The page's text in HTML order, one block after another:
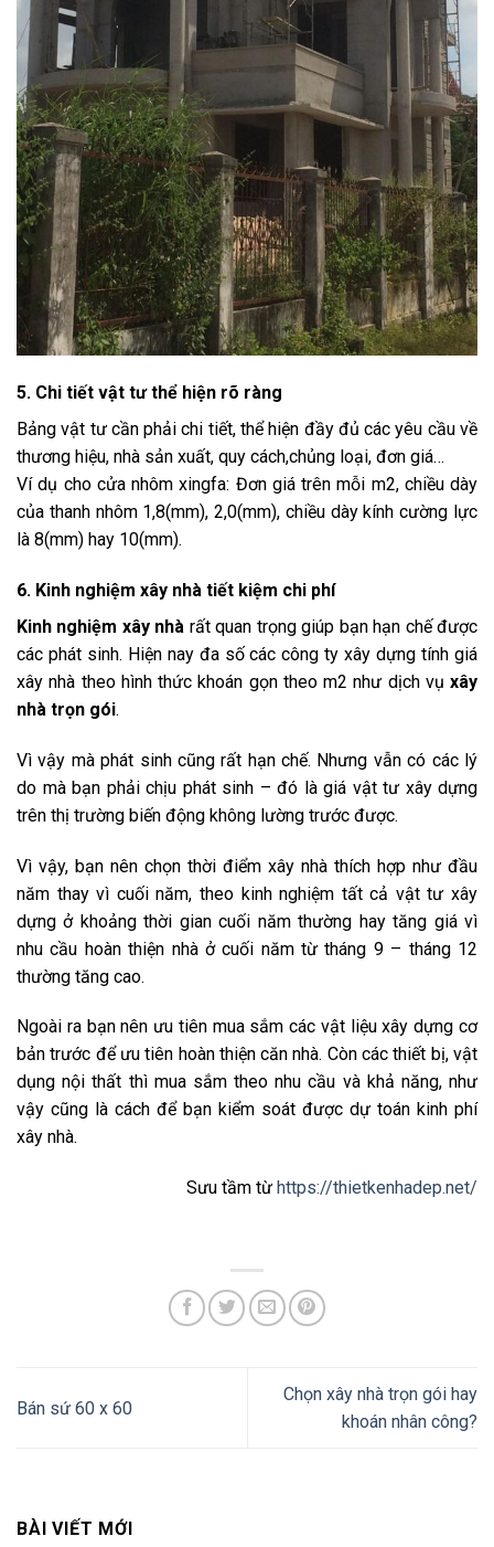
5. Chi tiết vật tư thể hiện rõ ràng
Bảng vật tư cần phải chi tiết, thể hiện đầy đủ các yêu cầu về
thương hiệu, nhà sản xuất, quy cách,chủng loại, đơn giá…
Ví dụ cho cửa nhôm xingfa: Đơn giá trên mỗi m2, chiều dày
của thanh nhôm 1,8(mm), 2,0(mm), chiều dày kính cường lực
là 8(mm) hay 10(mm).
6. Kinh nghiệm xây nhà tiết kiệm chi phí
Kinh nghiệm xây nhà rất quan trọng giúp bạn hạn chế được
các phát sinh. Hiện nay đa số các công ty xây dựng tính giá
xây nhà theo hình thức khoán gọn theo m2 như dịch vụ xây
nhà trọn gói.
Vì vậy mà phát sinh cũng rất hạn chế. Nhưng vẫn có các lý
do mà bạn phải chịu phát sinh – đó là giá vật tư xây dựng
trên thị trường biến động không lường trước được.
Vì vậy, bạn nên chọn thời điểm xây nhà thích hợp như đầu
năm thay vì cuối năm, theo kinh nghiệm tất cả vật tư xây
dựng ở khoảng thời gian cuối năm thường hay tăng giá vì
nhu cầu hoàn thiện nhà ở cuối năm từ tháng 9 – tháng 12
thường tăng cao.
Ngoài ra bạn nên ưu tiên mua sắm các vật liệu xây dựng cơ
bản trước để ưu tiên hoàn thiện căn nhà. Còn các thiết bị, vật
dụng nội thất thì mua sắm theo nhu cầu và khả năng, như
vậy cũng là cách để bạn kiểm soát được dự toán kinh phí
xây nhà.
Sưu tầm từ https://thietkenhadep.net/
Bán sứ 60 x 60
Chọn xây nhà trọn gói hay
khoán nhân công?
BÀI VIẾT MỚI